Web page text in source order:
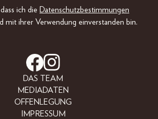
ich die Datenschutzbestimmungen
mit ihrer Verwendung einverstanden bin.
DAS TEAM
MEDIADATEN
OFFENLEGUNG
IMPRESSUM